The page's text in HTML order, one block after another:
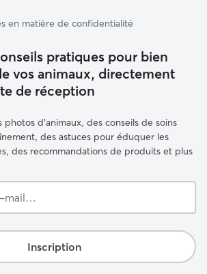
en matière de confidentialité
pratiques pour bien
vos animaux, directement
de réception
photos d'animaux, des conseils de soins
des astuces pour éduquer les
des recommandations de produits et plus
Inscription